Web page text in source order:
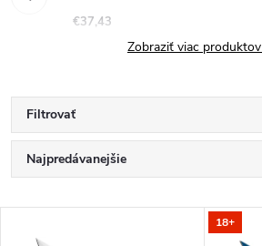
€37,43
Zobraziť viac produktov
Filtrovať
R
a
Najpredávanejšie
18+